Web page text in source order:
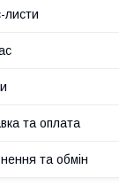
листи
та оплата
та обмін